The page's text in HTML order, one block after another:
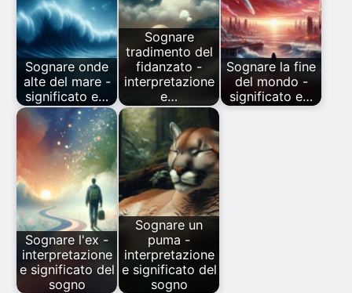
Sognare onde
alte del mare -
significato e…
Sognare
tradimento del
fidanzato -
interpretazione
e…
Sognare la fine
del mondo -
significato e…
Sognare l'ex -
interpretazione
e significato del
sogno
Sognare un
puma -
interpretazione
e significato del
sogno